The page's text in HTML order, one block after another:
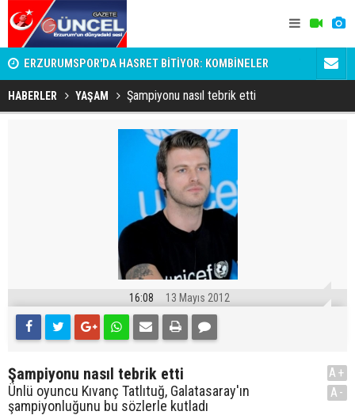
ERZURUMSPOR'DA HASRET BİTİYOR: KOMBİNELER
SATIŞA ÇIKIYOR!
HABERLER YAŞAM Şampiyonu nasıl tebrik etti
16:08 13 Mayıs 2012
Şampiyonu nasıl tebrik etti
Ünlü oyuncu Kıvanç Tatlıtuğ, Galatasaray'ın
şampiyonluğunu bu sözlerle kutladı
A+
A-